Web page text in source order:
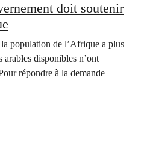
doit soutenir
population de l’Afrique a plus
arables disponibles n’ont
répondre à la demande